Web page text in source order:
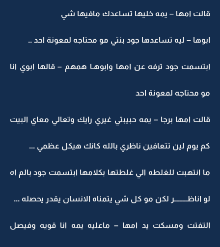
قالت امها – يمه خليها تساعدك مافيها شي
ابوها – ليه تساعدها جود بنتي مو محتاجه لمعونة احد ..
ابتسمت جود ترفه عن امها وابوهـا همهم – قالها ابوي انا
مو محتاجه لمعونة احد
قالت امها برجا – يمه حبيبتي غيري رايك وتعالي معاي البيت
كم يوم لين تتعافين ناظري بالله كانك هيكل عظمي ...
ما انتهبت للغلطه الي غلطتها بكلامها ابتسمت جود بالم اه
لو اناظـــــــــر لكن مو كل شي يتمناه الانسان يقدر يحصله ...
التفتت ومسكت يد امها – ماعليه يمه انا قويه وفيصل